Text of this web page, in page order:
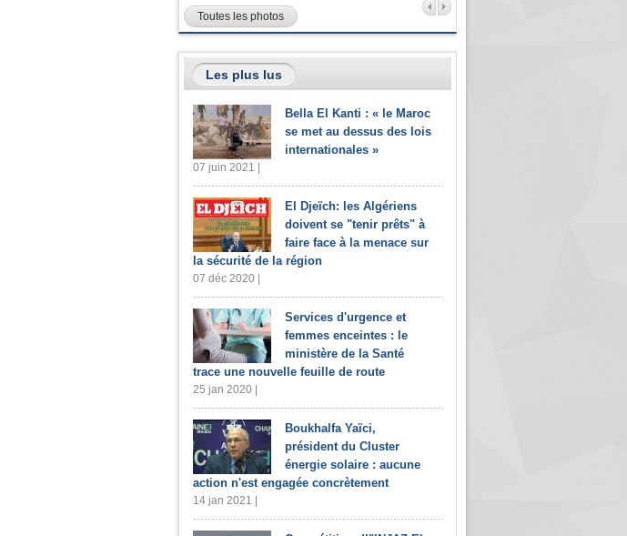
Toutes les photos
Les plus lus
Bella El Kanti : « le Maroc
se met au dessus des lois
internationales »
07 juin 2021 |
El Djeïch: les Algériens
doivent se "tenir prêts" à
faire face à la menace sur
la sécurité de la région
07 déc 2020 |
Services d'urgence et
femmes enceintes : le
ministère de la Santé
trace une nouvelle feuille de route
25 jan 2020 |
Boukhalfa Yaïci,
président du Cluster
énergie solaire : aucune
action n'est engagée concrètement
14 jan 2021 |